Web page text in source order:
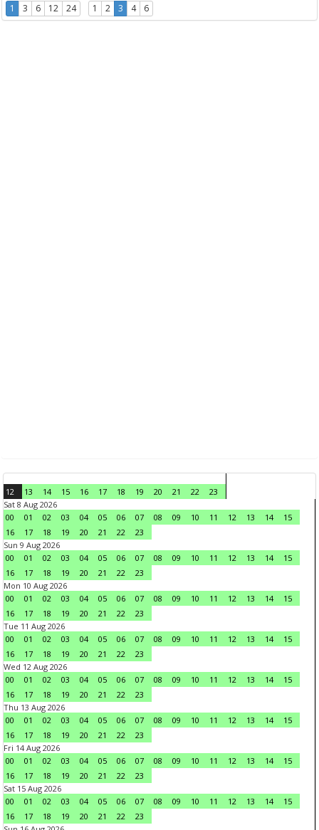
1 3 6 12 24 1 2 3 4 6
12 13 14 15 16 17 18 19 20 21 22
23
Sat 8 Aug 2026
00
01 02 03 04 05 06 07 08 09 10 11 12 13 14
15
16
17 18 19 20 21 22
23
Sun 9 Aug 2026
00
01 02 03 04 05 06 07 08 09 10 11 12 13 14
15
16
17 18 19 20 21 22
23
Mon 10 Aug 2026
00
01 02 03 04 05 06 07 08 09 10 11 12 13 14
15
16
17 18 19 20 21 22
23
Tue 11 Aug 2026
00
01 02 03 04 05 06 07 08 09 10 11 12 13 14
15
16
17 18 19 20 21 22
23
Wed 12 Aug 2026
00
01 02 03 04 05 06 07 08 09 10 11 12 13 14
15
16
17 18 19 20 21 22
23
Thu 13 Aug 2026
00
01 02 03 04 05 06 07 08 09 10 11 12 13 14
15
16
17 18 19 20 21 22
23
Fri 14 Aug 2026
00
01 02 03 04 05 06 07 08 09 10 11 12 13 14
15
16
17 18 19 20 21 22
23
Sat 15 Aug 2026
00
01 02 03 04 05 06 07 08 09 10 11 12 13 14
15
16
17 18 19 20 21 22
23